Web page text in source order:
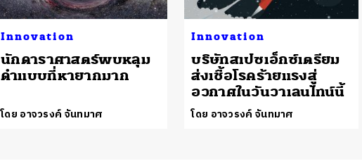
Innovation
นักดาราศาสตร์พบหลุม
ดำแบบที่หายากมาก
โดย อาจวรงค์ จันทมาศ
Innovation
บริษัทสเปซเอ็กซ์เตรียม
ส่งเชื้อโรคร้ายแรงสู่
อวกาศในวันวาเลนไทน์นี้
โดย อาจวรงค์ จันทมาศ